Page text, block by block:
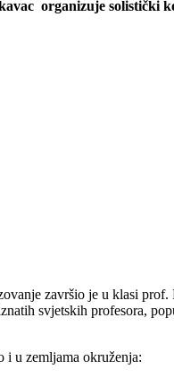
organizuje solistički
završio je u klasi
svjetskih profesora,
i u zemljama okruženja: